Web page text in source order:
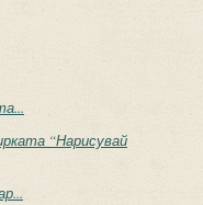
“Нарисувай